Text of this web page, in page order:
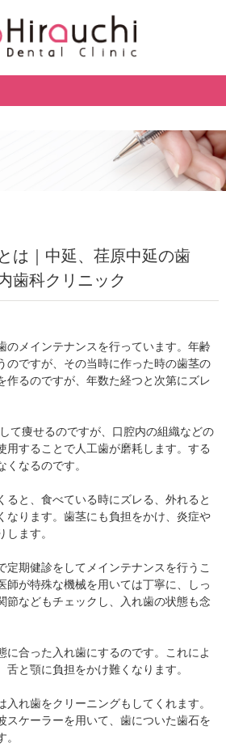
アクセス・診療時間
は｜中延、荏原中延の歯
歯科クリニック
のメインテナンスを行っています。年齢
のですが、その当時に作った時の歯茎の
作るのですが、年数た経つと次第にズレ
て痩せるのですが、口腔内の組織などの
用することで人工歯が磨耗します。する
くなるのです。
ると、食べている時にズレる、外れると
なります。歯茎にも負担をかけ、炎症や
ます。
定期健診をしてメインテナンスを行うこ
師が特殊な機械を用いては丁寧に、しっ
節などもチェックし、入れ歯の状態も念
に合った入れ歯にするのです。これによ
舌と顎に負担をかけ難くなります。
入れ歯をクリーニングもしてくれます。
スケーラーを用いて、歯についた歯石を